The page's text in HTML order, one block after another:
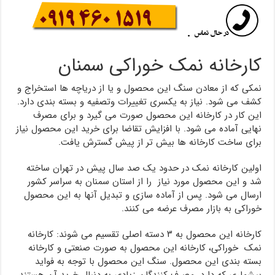
کارخانه نمک خوراکی سمنان
نمکی که از معادن سنگ این محصول و یا از دریاچه ها استخراج و
کشف می شود. نیاز به یکسری تغییرات وتصفیه و بسته بندی دارد.
این کار در کارخانه این محصول صورت می گیرد و برای مصرف
نهایی آماده می شود. با افزایش تقاضا برای خرید این محصول نیاز
برای ساخت کارخانه ها بیش تر از پیش گسترش یافت.
اولین کارخانه نمک در حدود یک صد سال پیش در تهران ساخته
شد و این محصول مورد نیاز را از استان سمنان به سراسر کشور
ارسال می شود. پس از آماده سازی و تبدیل آنها به این محصول
خوراکی به بازار مصرف عرضه می کنند.
کارخانه این محصول به ۳ دسته اصلی تقسیم می شوند: کارخانه
نمک خوراکی، کارخانه این محصول به صورت صنعتی و کارخانه
بسته بندی این محصول. سنگ این محصول با توجه به فواید